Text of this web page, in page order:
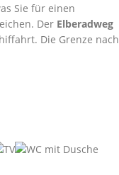
Sie für einen
Der Elberadweg
Die Grenze nach